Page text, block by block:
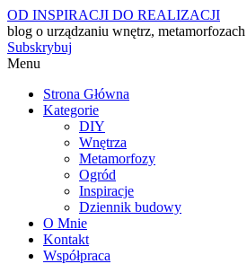
OD INSPIRACJI DO REALIZACJI
blog o urządzaniu wnętrz,
Subskrybuj
Menu
Strona Główna
Kategorie
DIY
Wnętrza
Metamorfozy
Ogród
Inspiracje
Dziennik budowy
O Mnie
Kontakt
Współpraca